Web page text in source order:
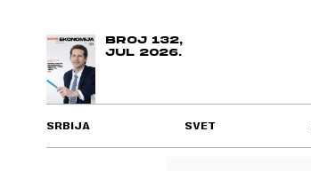
BROJ 132,
JUL 2026.
SRBIJA SVET